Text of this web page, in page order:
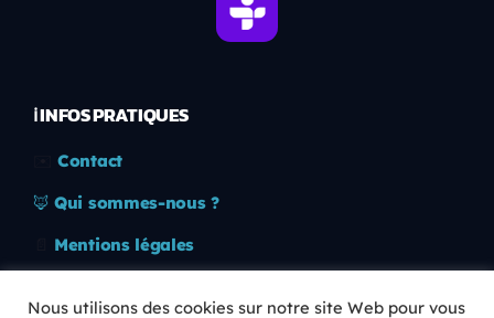
ℹ️ INFOS PRATIQUES
Contact
🦊 Qui sommes-nous ?
Mentions légales
Nous utilisons des cookies sur notre site Web pour vous